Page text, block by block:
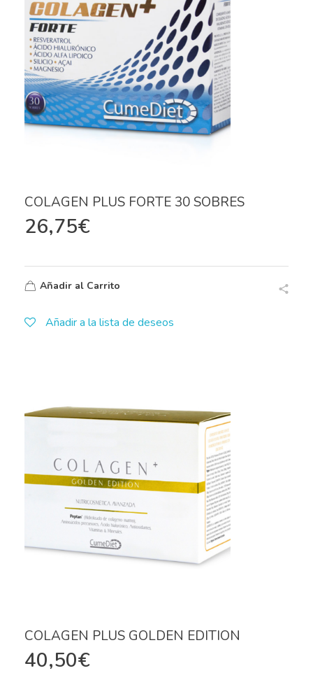
COLAGEN PLUS FORTE 30 SOBRES
26,75€
Añadir al Carrito
Añadir a la lista de deseos
COLAGEN PLUS GOLDEN EDITION
40,50€